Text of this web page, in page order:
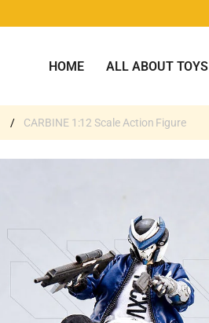
HOME ALL ABOUT TOYS
/ CARBINE 1:12 Scale Action Figure